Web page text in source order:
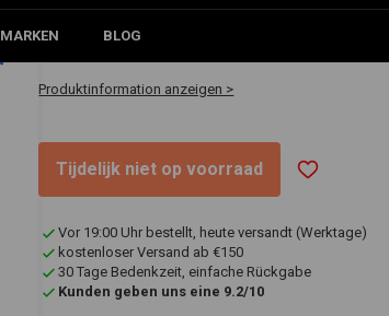
MARKEN BLOG
€54,95
Produktinformation anzeigen >
Tijdelijk niet op voorraad
Vor 19:00 Uhr bestellt, heute versandt (Werktage)
kostenloser Versand ab €150
30 Tage Bedenkzeit, einfache Rückgabe
Kunden geben uns eine 9.2/10